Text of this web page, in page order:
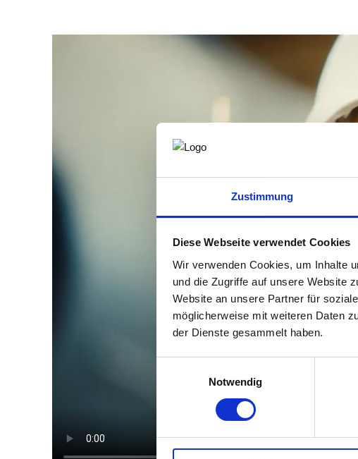
Zustimmung
Diese Webseite verwendet Cookies
Wir verwenden Cookies, um Inhalte
und die Zugriffe auf unsere Website
Website an unsere Partner für
möglicherweise mit weiteren Daten
der Dienste gesammelt haben.
Notwendig